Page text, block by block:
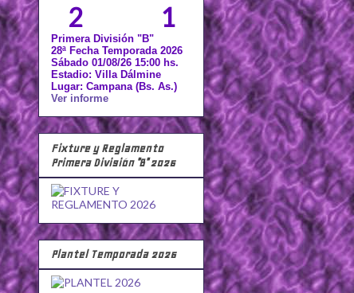
2 1
Primera División "B"
28ª Fecha Temporada 2026
Sábado 01/08/26 15:00 hs.
Estadio: Villa Dálmine
Lugar: Campana (Bs. As.)
Ver informe
Fixture y Reglamento
Primera División "B" 2026
Plantel Temporada 2026